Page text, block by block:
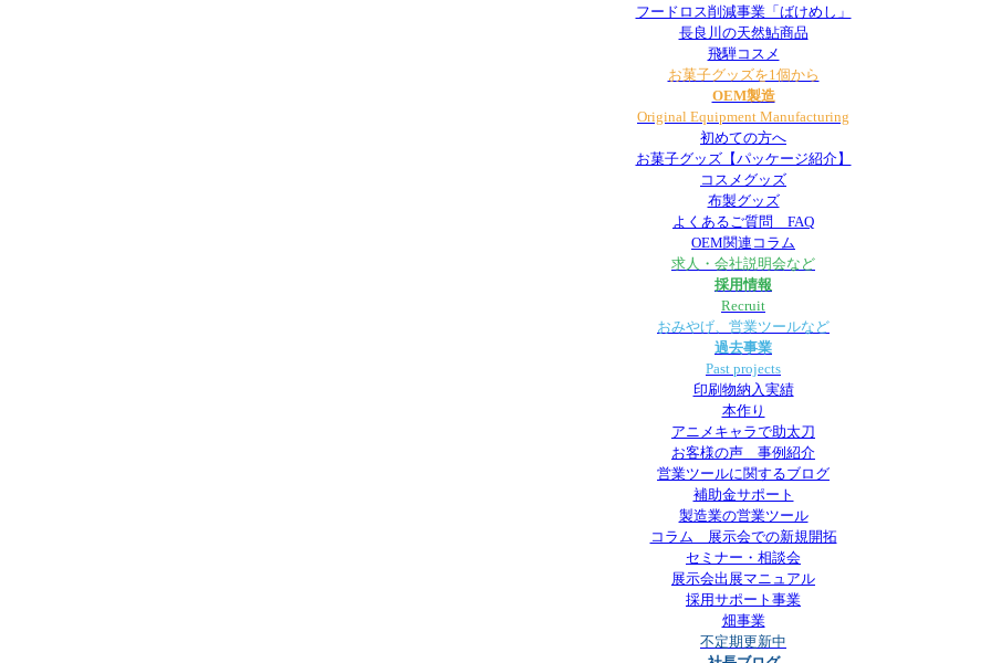
フードロス削減事業「ばけめし」
長良川の天然鮎商品
飛騨コスメ
お菓子グッズを1個から
OEM製造
Original Equipment Manufacturing
初めての方へ
お菓子グッズ【パッケージ紹介】
コスメグッズ
布製グッズ
よくあるご質問 FAQ
OEM関連コラム
求人・会社説明会など
採用情報
Recruit
おみやげ、営業ツールなど
過去事業
Past projects
印刷物納入実績
本作り
アニメキャラで助太刀
お客様の声 事例紹介
営業ツールに関するブログ
補助金サポート
製造業の営業ツール
コラム 展示会での新規開拓
セミナー・相談会
展示会出展マニュアル
採用サポート事業
畑事業
不定期更新中